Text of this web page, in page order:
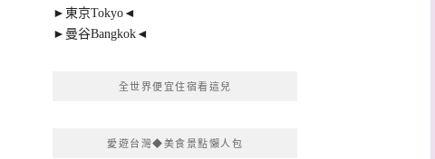
►東京Tokyo◄
►曼谷Bangkok◄
全世界便宜住宿看這兒
愛遊台灣◆美食景點懶人包